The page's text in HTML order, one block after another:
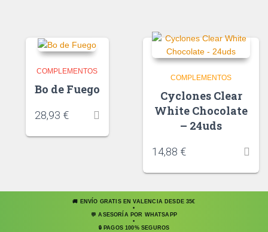
COMPLEMENTOS
Bo de Fuego
28,93 €
COMPLEMENTOS
Cyclones Clear
White Chocolate
– 24uds
14,88 €
🚚 ENVÍO GRATIS EN VALENCIA DESDE 35€
•
💬 ASESORÍA POR WHATSAPP
•
🔒 PAGOS 100% SEGUROS